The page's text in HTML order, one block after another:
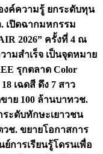
ค์ความรู้ ยกระดับทุน
เปิดฉากมหกรรม
2026” ครั้งที่ 4 ณ
ามสำเร็จ เป็นจุดหมาย
รุกตลาด Color
18 เฉดสี ดึง 7 สาว
าย 100 ล้านบาทวช.
ะดับทักษะเยาวชน
วช. ขยายโอกาสการ
ย์การเรียนรู้โดรนเพื่อ